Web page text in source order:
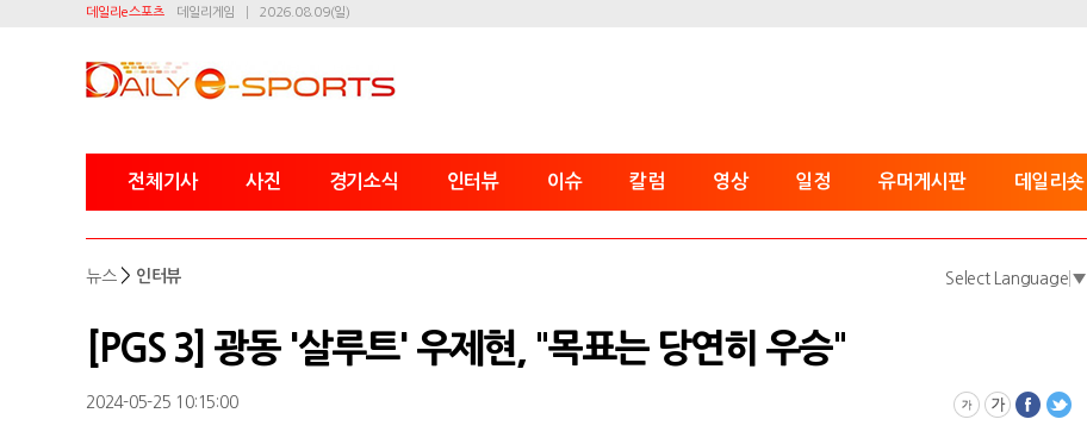
데일리e스포츠 데일리게임 2026.08.09(일)
전체기사 사진 경기소식 인터뷰 이슈 칼럼 영상 일정 유머게시판 데일리숏
뉴스 > 인터뷰 Select Language ▼
[PGS 3] 광동 '살루트' 우제현, "목표는 당연히 우승"
2024-05-25 10:15:00